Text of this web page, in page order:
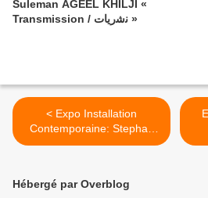
Suleman AGEEL KHILJI «
Transmission / ﻧﺷرﯾﺎت »
< Expo Installation
Contemporaine: Stephan
CRASNEANSCKI "What we
Hébergé par Overblog